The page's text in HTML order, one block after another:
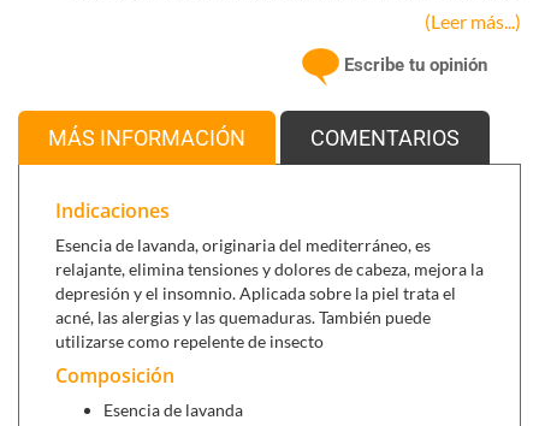
tu propio ungüento: basta con escoger una crema base
que puede ser de belleza o utilizar cualquiera de los
aceites corporales de nuestra amplia gama, como por
ejemplo aceite de almendras, y con la esencia escogida
se puede hacer un aceite o crema de masaje con aroma
personalizado.
Esencias para el baño:Las esencias mezcladas con
agua caliente se absorben con gran rapidez a través de
los dilatados poros al tiempo que se inhalan sus
vapores. Es otra deliciosa manera de usar las esencias
naturales Radhe Shyam. Prepara un baño caliente,
añade algunas gotas de tu esencia favorita y
dispérsalas con la mano. Luego relájate en el baño al
menos 10 minutos para permitir que el aroma actúe.
Esencias para vaporización: La vaporización de las
esencias puede crear diferentes ambientes refrescantes
(Leer más...)
Escribe tu opinión
MÁS INFORMACIÓN COMENTARIOS
Indicaciones
Esencia de lavanda, originaria del mediterráneo, es
relajante, elimina tensiones y dolores de cabeza, mejora la
depresión y el insomnio. Aplicada sobre la piel trata el
acné, las alergias y las quemaduras. También puede
utilizarse como repelente de insecto
Composición
Esencia de lavanda